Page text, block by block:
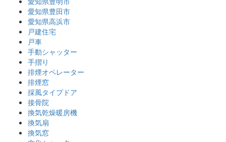
愛知県豊田市
愛知県高浜市
戸建住宅
戸車
手動シャッター
手摺り
排煙オペレーター
排煙窓
採風タイプドア
接骨院
換気乾燥暖房機
換気扇
換気窓